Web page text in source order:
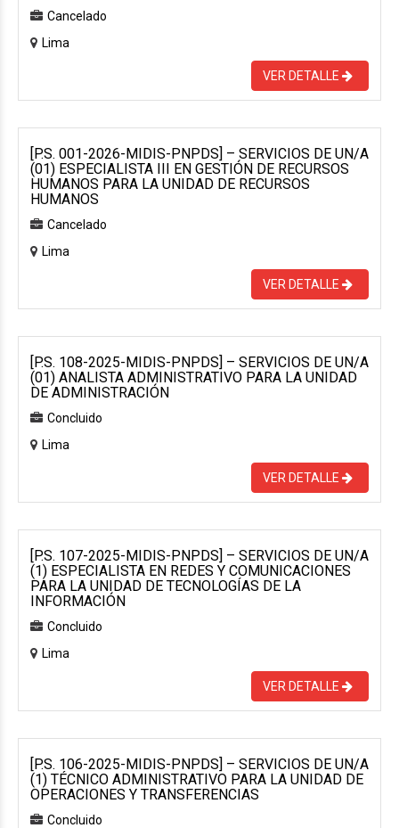
Cancelado
Lima
VER DETALLE
[P.S. 001-2026-MIDIS-PNPDS] – SERVICIOS DE UN/A
(01) ESPECIALISTA III EN GESTIÓN DE RECURSOS
HUMANOS PARA LA UNIDAD DE RECURSOS
HUMANOS
Cancelado
Lima
VER DETALLE
[P.S. 108-2025-MIDIS-PNPDS] – SERVICIOS DE UN/A
(01) ANALISTA ADMINISTRATIVO PARA LA UNIDAD
DE ADMINISTRACIÓN
Concluido
Lima
VER DETALLE
[P.S. 107-2025-MIDIS-PNPDS] – SERVICIOS DE UN/A
(1) ESPECIALISTA EN REDES Y COMUNICACIONES
PARA LA UNIDAD DE TECNOLOGÍAS DE LA
INFORMACIÓN
Concluido
Lima
VER DETALLE
[P.S. 106-2025-MIDIS-PNPDS] – SERVICIOS DE UN/A
(1) TÉCNICO ADMINISTRATIVO PARA LA UNIDAD DE
OPERACIONES Y TRANSFERENCIAS
Concluido